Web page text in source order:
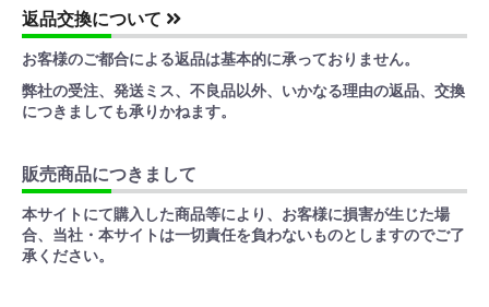
返品交換について
お客様のご都合による返品は基本的に承っておりません。
弊社の受注、発送ミス、不良品以外、いかなる理由の返品、交換
につきましても承りかねます。
販売商品につきまして
本サイトにて購入した商品等により、お客様に損害が生じた場
合、当社・本サイトは一切責任を負わないものとしますのでご了
承ください。